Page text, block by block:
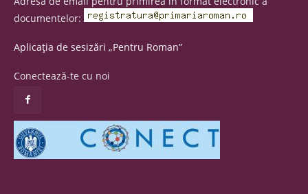
documentelor:
Aplicația de sesizări „Pentru Roman”
Conectează-te cu noi